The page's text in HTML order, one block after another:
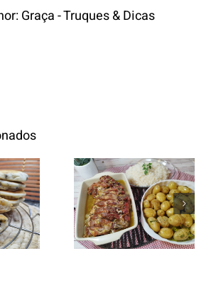
Graça - Truques & Dicas
Entrecosto
italiano c/
batata a
murro e